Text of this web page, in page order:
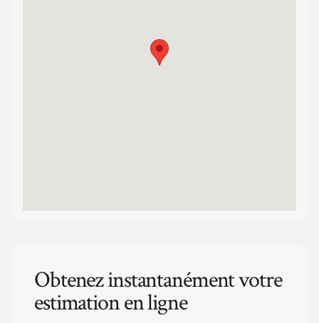
Obtenez instantanément votre
estimation en ligne